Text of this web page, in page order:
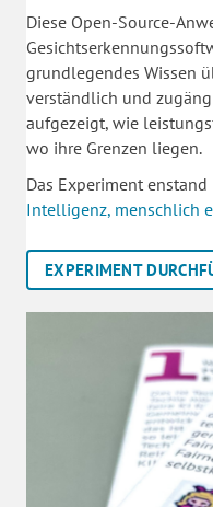
Diese Open-Source-
grundlegendes Wissen
verständlich und
aufgezeigt, wie
wo ihre Grenzen liegen.
Das Experiment
Intelligenz, menschlich
EXPERIMENT